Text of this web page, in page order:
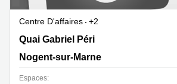
Centre D'affaires
+2
7 Quai Gabriel Péri, Nogent-sur-Marne
Quai Gabriel Péri
Nogent-sur-Marne
Espaces: